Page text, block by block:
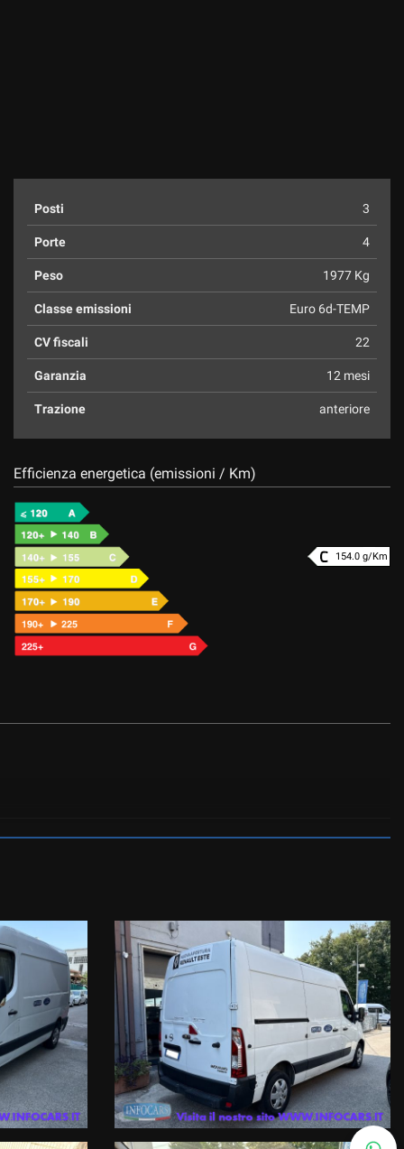
Posti 3
Porte 4
Peso 1977 Kg
Classe emissioni Euro 6d-TEMP
CV fiscali 22
Garanzia 12 mesi
Trazione anteriore
Efficienza energetica (emissioni / Km)
154.0 g/Km
SENSORI DI PARCHEGGIO ANTERIORI E POSTERIORI,
ai seguenti numeri :
i nostri esperti ti risponderanno con una valutazione
della Garanzia fino a 60 mesi a prezzi imbattibili con primaria
al RUI (registro intermediari assicurativi ) e IVASS.